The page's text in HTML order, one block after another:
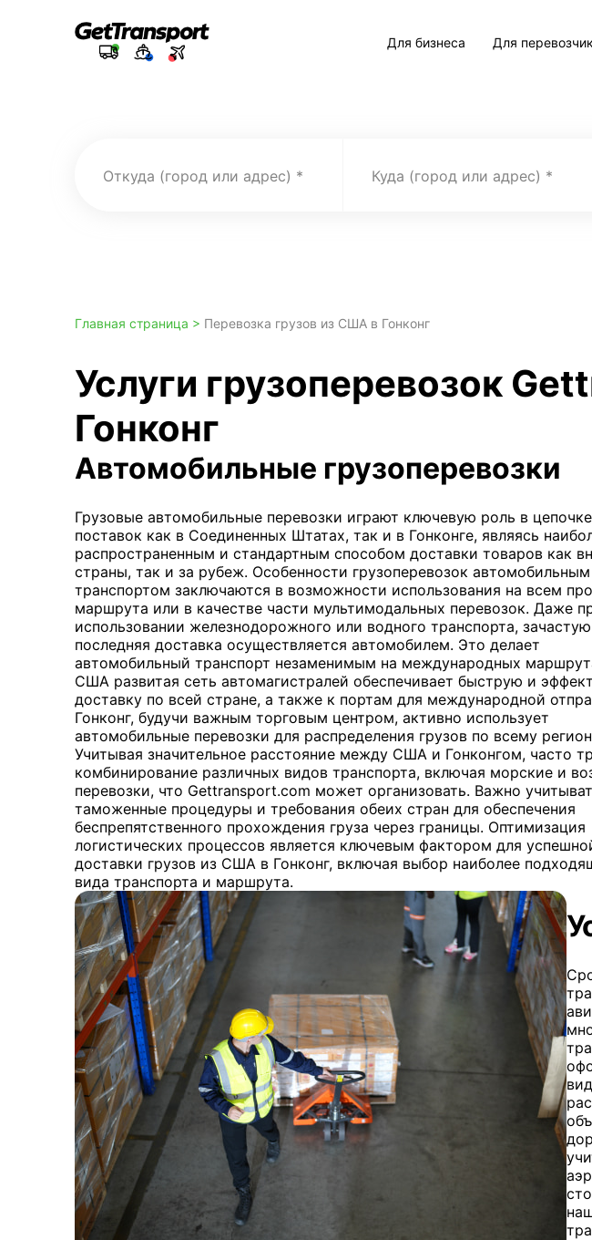
Для бизнеса Для
Откуда (город или адрес) Куда (город или адрес)
Главная страница > Перевозка грузов из США в Гонконг
Услуги грузоперевозок
Гонконг
Автомобильные грузоперевозки
Грузовые автомобильные перевозки играют ключевую роль в цепочке
поставок как в Соединенных Штатах, так и в Гонконге, являясь
распространенным и стандартным способом доставки товаров как
страны, так и за рубеж. Особенности грузоперевозок автомобильным
транспортом заключаются в возможности использования на всем
маршрута или в качестве части мультимодальных перевозок. Даже
использовании железнодорожного или водного транспорта, зачастую
последняя доставка осуществляется автомобилем. Это делает
автомобильный транспорт незаменимым на международных
США развитая сеть автомагистралей обеспечивает быструю и
доставку по всей стране, а также к портам для международной
Гонконг, будучи важным торговым центром, активно использует
автомобильные перевозки для распределения грузов по всему
Учитывая значительное расстояние между США и Гонконгом, часто
комбинирование различных видов транспорта, включая морские и
перевозки, что Gettransport.com может организовать. Важно
таможенные процедуры и требования обеих стран для обеспечения
беспрепятственного прохождения груза через границы. Оптимизация
логистических процессов является ключевым фактором для
доставки грузов из США в Гонконг, включая выбор наиболее
вида транспорта и маршрута.